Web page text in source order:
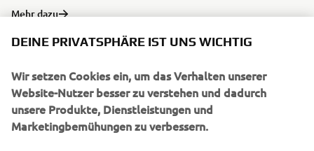
Mehr dazu
UNTERNEHMEN
Website-Nutzer besser zu verstehen und dadurch
unsere Produkte, Dienstleistungen und
Marketingbemühungen zu verbessern.